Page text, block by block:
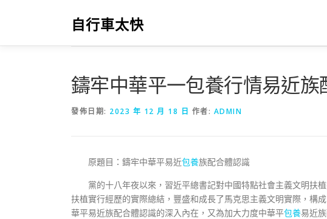
要
自行車太快
鑄牢中華平一包養行情易近族
發佈日期: 2023 年 12 月 18 日 作者: ADMIN
原題目：鑄牢中華平易近包養族配合體認識
黨的十八年夜以來，習近平總書記對中國特點社會主義文明扶
扶植實行經歷的實際總結，豐盛和成長了馬克思主義文明實際，構
華平易近族配合體認識的深入內在，又為加大力度中華平包養易近